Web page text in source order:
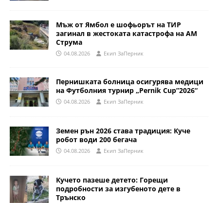
Мъж от Ямбол е шофьорът на ТИР
загинал в жестоката катастрофа на АМ
Струма
04.08.2026 Eкип ЗаПерник
Пернишката болница осигурява медици
на Футболния турнир „Pernik Cup”2026“
04.08.2026 Eкип ЗаПерник
Земен рън 2026 става традиция: Куче
робот води 200 бегача
04.08.2026 Eкип ЗаПерник
Кучето пазеше детето: Горещи
подробности за изгубеното дете в
Трънско